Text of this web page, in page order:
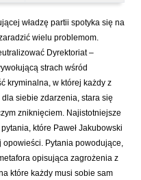
władzę partii spotyka się na
wielu problemom.
Dyrektoriat –
strach wśród
kryminalna, w której każdy z
siebie zdarzenia, stara się
zniknięciem. Najistotniejsze
które Paweł Jakubowski
opowieści. Pytania powodujące,
opisująca zagrożenia z
które każdy musi sobie sam